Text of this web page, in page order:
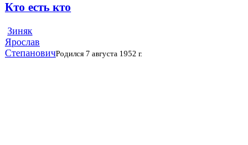
Кто есть кто
Зиняк
Ярослав
СтепановичРодился 7 августа 1952 г.